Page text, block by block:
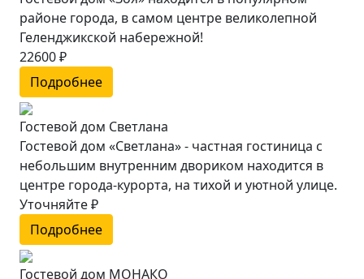
районе города, в самом центре великолепной
Геленджикской набережной!
22600 ₽
Подробнее
Гостевой дом Светлана
Гостевой дом «Светлана» - частная гостиница с
небольшим внутренним двориком находится в
центре города-курорта, на тихой и уютной улице.
Уточняйте ₽
Подробнее
Гостевой дом МОНАКО